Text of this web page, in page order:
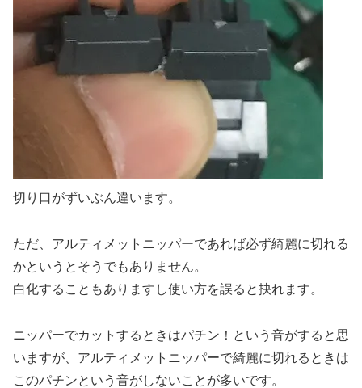
切り口がずいぶん違います。
ただ、アルティメットニッパーであれば必ず綺麗に切れる
かというとそうでもありません。
白化することもありますし使い方を誤ると抉れます。
ニッパーでカットするときはパチン！という音がすると思
いますが、アルティメットニッパーで綺麗に切れるときは
このパチンという音がしないことが多いです。